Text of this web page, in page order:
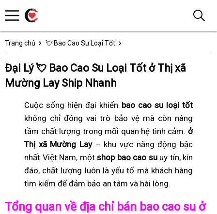
Trang chủ 💘 Bao Cao Su Loại Tốt
Đại Lý 💘 Bao Cao Su Loại Tốt ở Thị xã
Mường Lay Ship Nhanh
Cuộc sống hiện đại khiến bao cao su loại tốt
không chỉ đóng vai trò bảo vệ mà còn nâng
tầm chất lượng trong mối quan hệ tình cảm. ở
Thị xã Mường Lay– khu vực năng động bậc
nhất Việt Nam, một shop bao cao suuy tín, kín
đáo, chất lượng luôn là yếu tố mà khách hàng
tìm kiếm để đảm bảo an tâm và hài lòng.
Tổng quan về địa chỉ bán bao cao su ở